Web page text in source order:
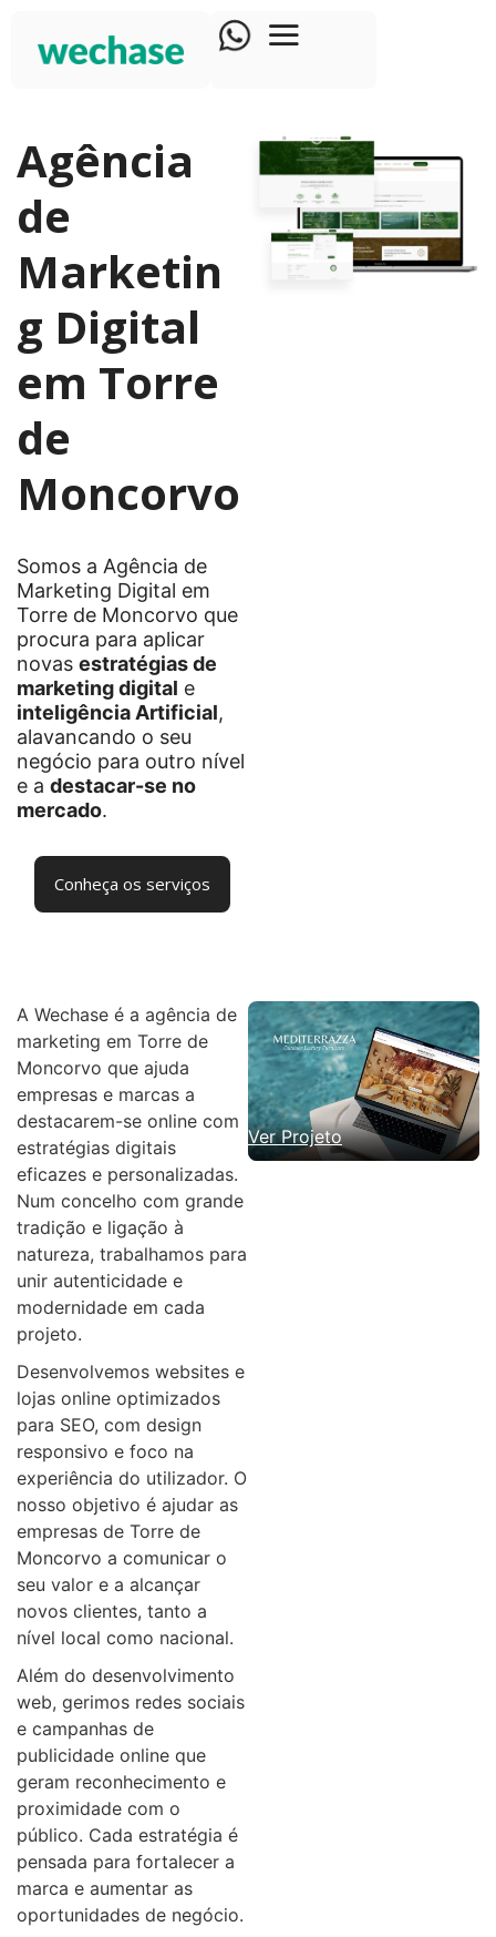
Agência
de
Marketin
g Digital
em Torre
de
Moncorvo
Somos a Agência de
Marketing Digital em
Torre de Moncorvo que
procura para aplicar
novas estratégias de
marketing digital e
inteligência Artificial,
alavancando o seu
negócio para outro nível
e a destacar-se no
mercado.
Conheça os serviços
A Wechase é a agência de
marketing em Torre de
Moncorvo que ajuda
empresas e marcas a
destacarem-se online com
estratégias digitais
eficazes e personalizadas.
Num concelho com grande
tradição e ligação à
natureza, trabalhamos para
unir autenticidade e
modernidade em cada
projeto.
Desenvolvemos websites e
lojas online optimizados
para SEO, com design
responsivo e foco na
experiência do utilizador. O
nosso objetivo é ajudar as
empresas de Torre de
Moncorvo a comunicar o
seu valor e a alcançar
novos clientes, tanto a
nível local como nacional.
Além do desenvolvimento
web, gerimos redes sociais
e campanhas de
publicidade online que
geram reconhecimento e
proximidade com o
público. Cada estratégia é
pensada para fortalecer a
marca e aumentar as
oportunidades de negócio.
Ver Projeto